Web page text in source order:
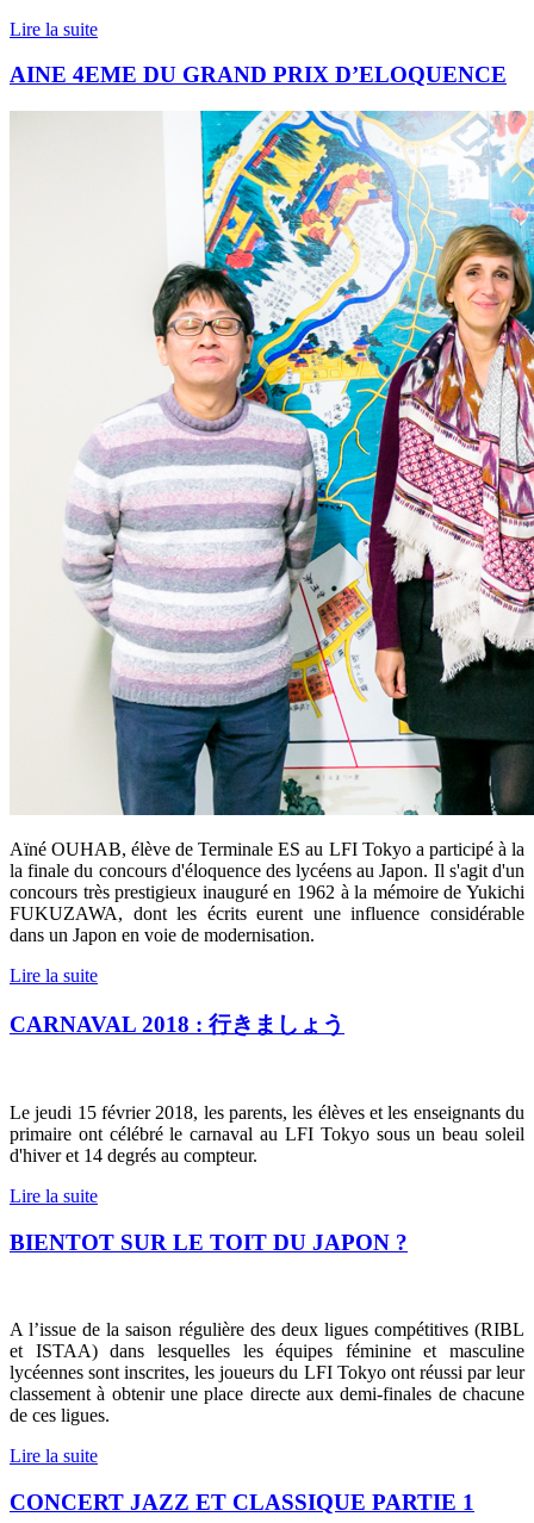
Lire la suite
AINE 4EME DU GRAND PRIX D’ELOQUENCE
Aïné OUHAB, élève de Terminale ES au LFI Tokyo a participé à la
la finale du concours d'éloquence des lycéens au Japon. Il s'agit d'un
concours très prestigieux inauguré en 1962 à la mémoire de Yukichi
FUKUZAWA, dont les écrits eurent une influence considérable
dans un Japon en voie de modernisation.
Lire la suite
CARNAVAL 2018 : 行きましょう
Le jeudi 15 février 2018, les parents, les élèves et les enseignants du
primaire ont célébré le carnaval au LFI Tokyo sous un beau soleil
d'hiver et 14 degrés au compteur.
Lire la suite
BIENTOT SUR LE TOIT DU JAPON ?
A l’issue de la saison régulière des deux ligues compétitives (RIBL
et ISTAA) dans lesquelles les équipes féminine et masculine
lycéennes sont inscrites, les joueurs du LFI Tokyo ont réussi par leur
classement à obtenir une place directe aux demi-finales de chacune
de ces ligues.
Lire la suite
CONCERT JAZZ ET CLASSIQUE PARTIE 1